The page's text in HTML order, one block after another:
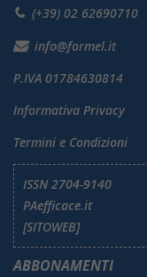
(+39) 02 62690710
info@formel.it
P.IVA 01784630814
Informativa Privacy
Termini e Condizioni
ISSN 2704-9140
PAefficace.it
[SITOWEB]
ABBONAMENTI